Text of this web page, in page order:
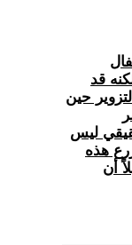
قد
حين
ليس
هذه
أن